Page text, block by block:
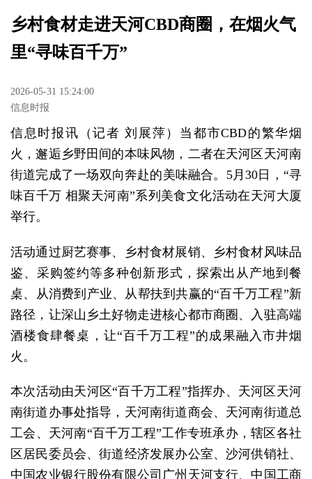
乡村食材走进天河CBD商圈，在烟火气
里“寻味百千万”
2026-05-31 15:24:00
信息时报
信息时报讯（记者 刘展萍）当都市CBD的繁华烟
火，邂逅乡野田间的本味风物，二者在天河区天河南
街道完成了一场双向奔赴的美味融合。5月30日，“寻
味百千万 相聚天河南”系列美食文化活动在天河大厦
举行。
活动通过厨艺赛事、乡村食材展销、乡村食材风味品
鉴、采购签约等多种创新形式，探索出从产地到餐
桌、从消费到产业、从帮扶到共赢的“百千万工程”新
路径，让深山乡土好物走进核心都市商圈、入驻高端
酒楼食肆餐桌，让“百千万工程”的成果融入市井烟
火。
本次活动由天河区“百千万工程”指挥办、天河区天河
南街道办事处指导，天河南街道商会、天河南街道总
工会、天河南“百千万工程”工作专班承办，辖区各社
区居民委员会、街道经济发展办公室、沙河供销社、
中国农业银行股份有限公司广州天河支行、中国工商